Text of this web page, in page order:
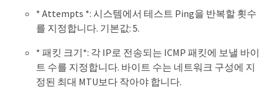
* Attempts *: 시스템에서 테스트 Ping을 반복할 횟수
를 지정합니다. 기본값: 5.
* 패킷 크기*: 각 IP로 전송되는 ICMP 패킷에 보낼 바이
트 수를 지정합니다. 바이트 수는 네트워크 구성에 지
정된 최대 MTU보다 작아야 합니다.